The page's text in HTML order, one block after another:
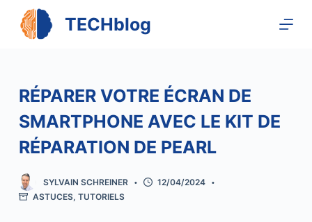
e
a
u
n
TECHblog
RÉPARER VOTRE ÉCRAN DE
SMARTPHONE AVEC LE KIT DE
RÉPARATION DE PEARL
SYLVAIN SCHREINER
12/04/2024
ASTUCES, TUTORIELS